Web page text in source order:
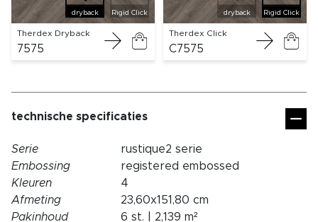
dryback Rigid Click
Therdex Dryback
7575
Rigid Click
dryback
Therdex Click
C7575
technische specificaties
Serie
rustique2 serie
Embossing
registered embossed
Kleuren
4
Afmeting
23,60x151,80 cm
Pakinhoud
6 st. | 2,139 m²